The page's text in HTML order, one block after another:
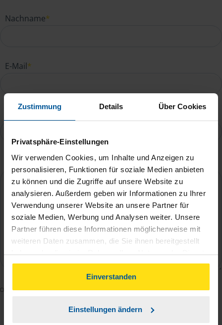
Zustimmung Details Über Cookies
Privatsphäre-Einstellungen
Wir verwenden Cookies, um Inhalte und Anzeigen zu
personalisieren, Funktionen für soziale Medien anbieten
zu können und die Zugriffe auf unsere Website zu
analysieren. Außerdem geben wir Informationen zu Ihrer
Verwendung unserer Website an unsere Partner für
soziale Medien, Werbung und Analysen weiter. Unsere
Partner führen diese Informationen möglicherweise mit
weiteren Daten zusammen, die Sie ihnen bereitgestellt
haben oder die sie im Rahmen Ihrer Nutzung der Dienste
gesammelt haben. Indem Sie auf Einverstanden klicken,
können Sie der Verwendung von Cookies, gemäß
unserer➔ Datenschutzrichtliniezustimmen.
Einverstanden
Einstellungen ändern
Nachname*
E-Mail*
Telefonnummer
Ihre Nachricht an Beatrice Kagel*
Mit dem Absenden des Kontaktformulars erkläre ich
Bearbeitung meines Anliegens sowie zur internen